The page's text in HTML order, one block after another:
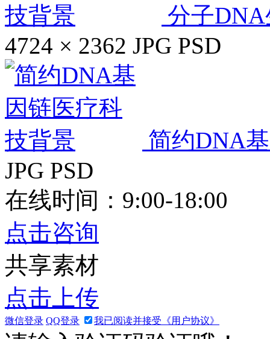
分子
4724 × 2362 JPG PSD
简约DNA
JPG PSD
在线时间：9:00-18:00
点击咨询
共享素材
点击上传
微信登录 QQ登录 我已阅读并接受《用户协议》